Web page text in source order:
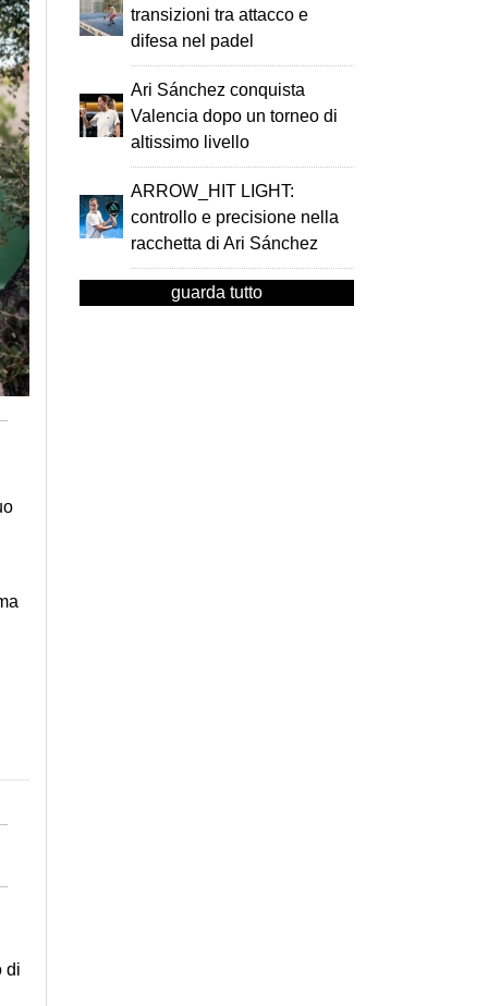
di
transizioni tra attacco e
difesa nel padel
Ari Sánchez conquista
Valencia dopo un torneo di
altissimo livello
ARROW_HIT LIGHT:
controllo e precisione nella
racchetta di Ari Sánchez
guarda tutto